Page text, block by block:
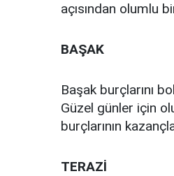
açısından olumlu
BAŞAK
Başak burçlarını
Güzel günler için
burçlarının
TERAZİ